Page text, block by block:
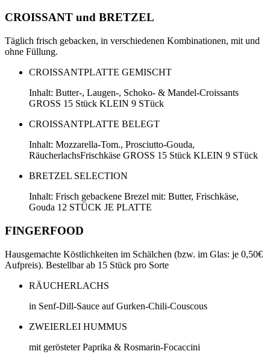
CROISSANT und BRETZEL
Täglich frisch gebacken, in verschiedenen Kombinationen, mit und
ohne Füllung.
CROISSANTPLATTE GEMISCHT
Inhalt: Butter-, Laugen-, Schoko- & Mandel-Croissants
GROSS 15 Stück KLEIN 9 STück
CROISSANTPLATTE BELEGT
Inhalt: Mozzarella-Tom., Prosciutto-Gouda,
RäucherlachsFrischkäse GROSS 15 Stück KLEIN 9 STück
BRETZEL SELECTION
Inhalt: Frisch gebackene Brezel mit: Butter, Frischkäse,
Gouda 12 STÜCK JE PLATTE
FINGERFOOD
Hausgemachte Köstlichkeiten im Schälchen (bzw. im Glas: je 0,50€
Aufpreis). Bestellbar ab 15 Stück pro Sorte
RÄUCHERLACHS
in Senf-Dill-Sauce auf Gurken-Chili-Couscous
ZWEIERLEI HUMMUS
mit gerösteter Paprika & Rosmarin-Focaccini